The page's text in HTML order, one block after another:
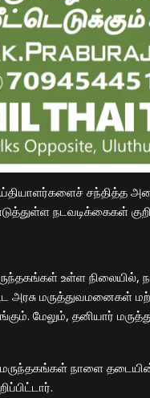
சந்தித்த
நடவடிக்கைகள்
உள்ள
அரசு மருத்துவமனைகள்
மேலும், தனியார்
மருந்தகங்கள் நாளை